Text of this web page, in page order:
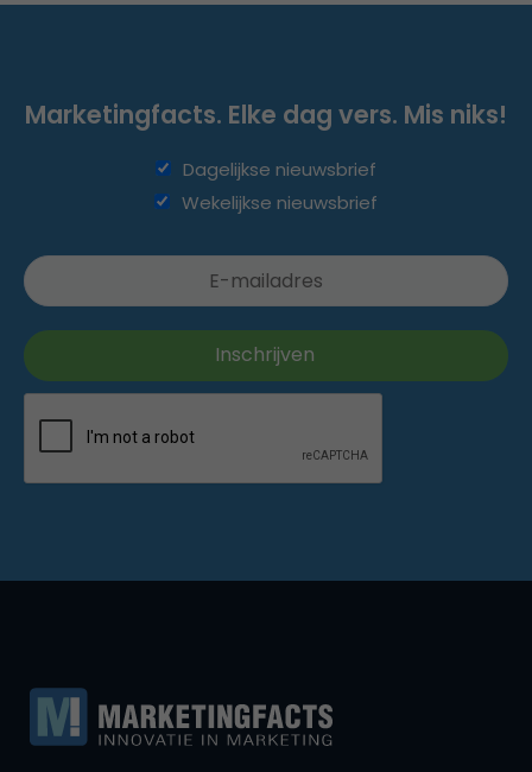
Marketingfacts. Elke dag vers. Mis niks!
Dagelijkse nieuwsbrief
Wekelijkse nieuwsbrief